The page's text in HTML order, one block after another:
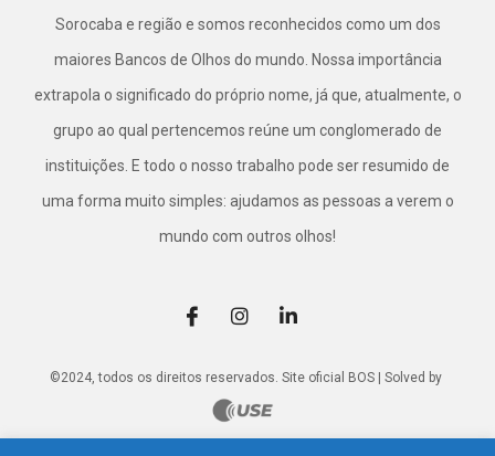
Sorocaba e região e somos reconhecidos como um dos
maiores Bancos de Olhos do mundo. Nossa importância
extrapola o significado do próprio nome, já que, atualmente, o
grupo ao qual pertencemos reúne um conglomerado de
instituições. E todo o nosso trabalho pode ser resumido de
uma forma muito simples: ajudamos as pessoas a verem o
mundo com outros olhos!
©2024, todos os direitos reservados. Site oficial BOS | Solved by